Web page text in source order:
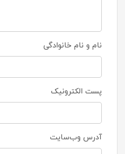
نام و نام خانوادگی
پست الکترونیک
آدرس وب‌سایت